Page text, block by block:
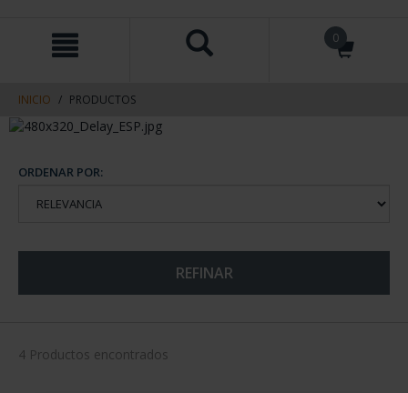
contenido
navegacin
0
INICIO PRODUCTOS
ORDENAR POR:
REFINAR
4 Productos encontrados